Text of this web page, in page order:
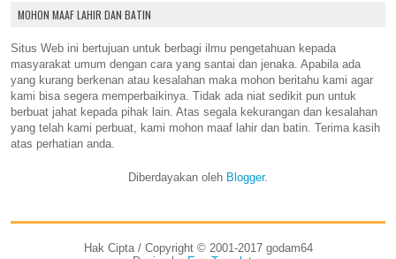
MOHON MAAF LAHIR DAN BATIN
Situs Web ini bertujuan untuk berbagi ilmu pengetahuan kepada
masyarakat umum dengan cara yang santai dan jenaka. Apabila ada
yang kurang berkenan atau kesalahan maka mohon beritahu kami agar
kami bisa segera memperbaikinya. Tidak ada niat sedikit pun untuk
berbuat jahat kepada pihak lain. Atas segala kekurangan dan kesalahan
yang telah kami perbuat, kami mohon maaf lahir dan batin. Terima kasih
atas perhatian anda.
Diberdayakan oleh Blogger.
Hak Cipta / Copyright © 2001-2017 godam64